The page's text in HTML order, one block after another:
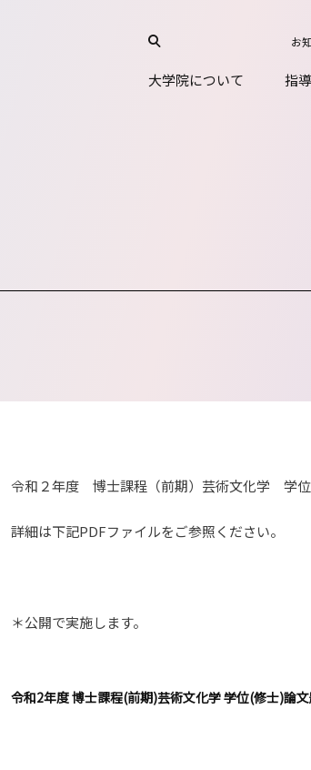
お
大学院について 指
令和２年度 博士課程（前期）芸術文化学 学位
詳細は下記PDFファイルをご参照ください。
＊公開で実施します。
令和2年度 博士課程(前期)芸術文化学 学位(修士)論